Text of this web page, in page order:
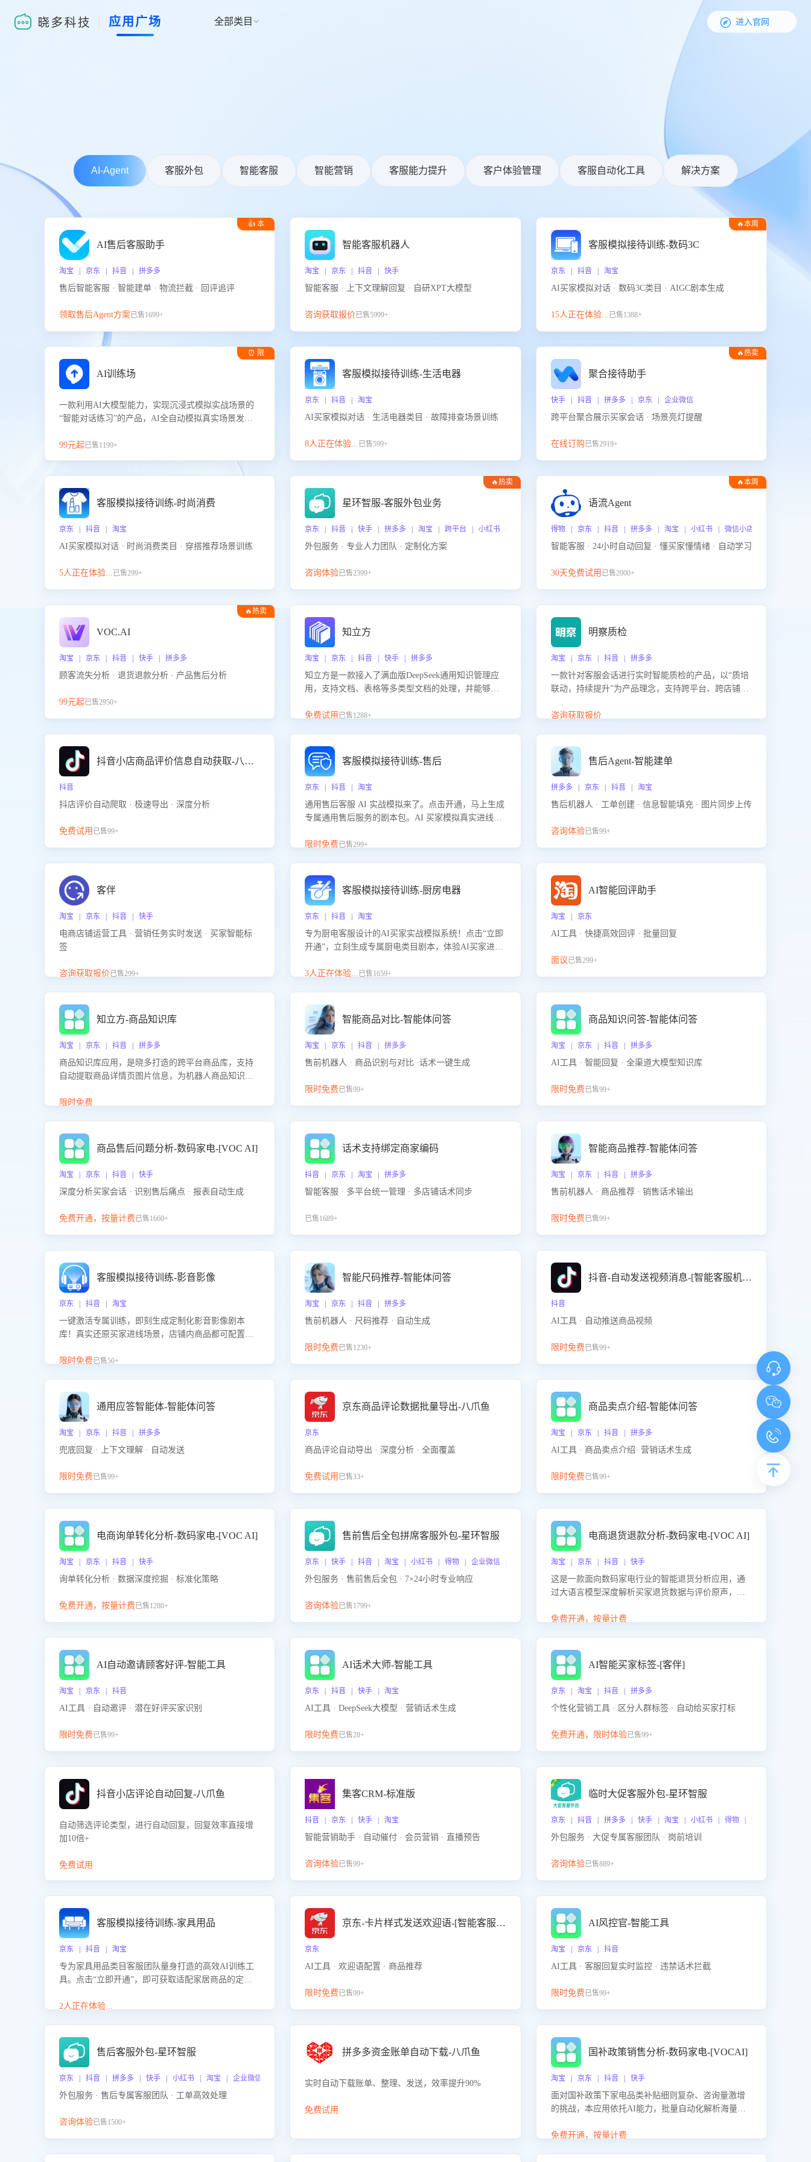
应用广场 全部类目   进入官网
AI-Agent 客服外包 智能客服 智能营销 客服能力提升 客户体验管理 客服自动化工具 解决方案
👍 本
AI售后客服助手
淘宝 | 京东 | 抖音 | 拼多多
售后智能客服 · 智能建单 · 物流拦截 · 回评追评
领取售后Agent方案已售1699+
智能客服机器人
淘宝 | 京东 | 抖音 | 快手
智能客服 · 上下文理解回复 · 自研XPT大模型
咨询获取报价已售5999+
🔥本周
客服模拟接待训练-数码3C
京东 | 抖音 | 淘宝
AI买家模拟对话 · 数码3C类目 · AIGC剧本生成
15人正在体验...已售1388+
⏰ 限
AI训练场
一款利用AI大模型能力，实现沉浸式模拟实战场景的
“智能对话练习”的产品，AI全自动模拟真实场景发生
提升客服团队的销服能力。
99元起已售1199+
客服模拟接待训练-生活电器
京东 | 抖音 | 淘宝
AI买家模拟对话 · 生活电器类目 · 故障排查场景训练
8人正在体验...已售599+
🔥热卖
聚合接待助手
快手 | 抖音 | 拼多多 | 京东 | 企业微信
跨平台聚合展示买家会话 · 场景亮灯提醒
在线订购已售2919+
客服模拟接待训练-时尚消费
京东 | 抖音 | 淘宝
AI买家模拟对话 · 时尚消费类目 · 穿搭推荐场景训练
5人正在体验...已售299+
🔥热卖
星环智服-客服外包业务
京东 | 抖音 | 快手 | 拼多多 | 淘宝 | 跨平台 | 小红书 | 得物 | 企业微信
外包服务 · 专业人力团队 · 定制化方案
咨询体验已售2399+
🔥本周
语流Agent
得物 | 京东 | 抖音 | 拼多多 | 淘宝 | 小红书 | 微信小店 | 快手 | 唯品
智能客服 · 24小时自动回复 · 懂买家懂情绪 · 自动学习
30天免费试用 已售2000+
🔥热卖
VOC.AI
淘宝 | 京东 | 抖音 | 快手 | 拼多多
顾客流失分析 · 退货退款分析 · 产品售后分析
99元起已售2950+
知立方
淘宝 | 京东 | 抖音 | 快手 | 拼多多
知立方是一款接入了满血版DeepSeek通用知识管理应
用，支持文档、表格等多类型文档的处理，并能够基
景提供强大的知识支持，帮助用户高效管理和利用知
免费试用 已售1288+
明察质检
淘宝 | 京东 | 抖音 | 拼多多
一款针对客服会话进行实时智能质检的产品，以“质培
联动，持续提升”为产品理念，支持跨平台、跨店铺的
联动，持续提升客服团队的销服能力。
咨询获取报价
抖音小店商品评价信息自动获取-八爪鱼
抖音
抖店评价自动爬取 · 极速导出 · 深度分析
免费试用 已售99+
客服模拟接待训练-售后
京东 | 抖音 | 淘宝
通用售后客服 AI 实战模拟来了。点击开通，马上生成
专属通用售后服务的剧本包。AI 买家模拟真实进线咨
咨询等售后场景的应对要点，轻松提升服务能力。
限时免费已售299+
售后Agent-智能建单
拼多多 | 京东 | 抖音 | 淘宝
售后机器人 · 工单创建 · 信息智能填充 · 图片同步上传
咨询体验已售99+
客伴
淘宝 | 京东 | 抖音 | 快手
电商店铺运营工具 · 营销任务实时发送 · 买家智能标
签
咨询获取报价已售299+
客服模拟接待训练-厨房电器
京东 | 抖音 | 淘宝
专为厨电客服设计的AI买家实战模拟系统！点击“立即
开通”，立刻生成专属厨电类目剧本，体验AI买家进线
能咨询”等真实场景应对技巧！
3人正在体验...已售1659+
AI智能回评助手
淘宝 | 京东
AI工具 · 快捷高效回评 · 批量回复
面议已售299+
知立方-商品知识库
淘宝 | 京东 | 抖音 | 拼多多
商品知识库应用，是晓多打造的跨平台商品库，支持
自动提取商品详情页图片信息，为机器人商品知识问
商品知识。
限时免费
智能商品对比-智能体问答
淘宝 | 京东 | 抖音 | 拼多多
售前机器人 · 商品识别与对比 ·话术一键生成
限时免费已售99+
商品知识问答-智能体问答
淘宝 | 京东 | 抖音 | 拼多多
AI工具 · 智能回复 · 全渠道大模型知识库
限时免费已售99+
商品售后问题分析-数码家电-[VOC AI]
淘宝 | 京东 | 抖音 | 快手
深度分析买家会话 · 识别售后痛点 · 报表自动生成
免费开通，按量计费已售1660+
话术支持绑定商家编码
抖音 | 京东 | 淘宝 | 拼多多
智能客服 · 多平台统一管理 · 多店铺话术同步
已售1689+
智能商品推荐-智能体问答
淘宝 | 京东 | 抖音 | 拼多多
售前机器人 · 商品推荐 · 销售话术输出
限时免费已售99+
客服模拟接待训练-影音影像
京东 | 抖音 | 淘宝
一键激活专属训练，即刻生成定制化影音影像剧本
库！真实还原买家进线场景，店铺内商品都可配置到
升客服售前转化率。点击 “立即开通”，快速获取影音
限时免费已售50+
智能尺码推荐-智能体问答
淘宝 | 京东 | 抖音 | 拼多多
售前机器人 · 尺码推荐 · 自动生成
限时免费已售1230+
抖音-自动发送视频消息-[智能客服机器人]
抖音
AI工具 · 自动推送商品视频
限时免费已售99+
通用应答智能体-智能体问答
淘宝 | 京东 | 抖音 | 拼多多
兜底回复 · 上下文理解 · 自动发送
限时免费已售99+
京东商品评论数据批量导出-八爪鱼
京东
商品评论自动导出 · 深度分析 · 全面覆盖
免费试用 已售33+
商品卖点介绍-智能体问答
淘宝 | 京东 | 抖音 | 拼多多
AI工具 · 商品卖点介绍· 营销话术生成
限时免费已售99+
电商询单转化分析-数码家电-[VOC AI]
淘宝 | 京东 | 抖音 | 快手
询单转化分析 · 数据深度挖掘 · 标准化策略
免费开通，按量计费已售1280+
售前售后全包拼席客服外包-星环智服
京东 | 快手 | 抖音 | 淘宝 | 小红书 | 得物 | 企业微信 | 跨平台
外包服务 · 售前售后全包 · 7×24小时专业响应
咨询体验已售1799+
电商退货退款分析-数码家电-[VOC AI]
淘宝 | 京东 | 抖音 | 快手
这是一款面向数码家电行业的智能退货分析应用，通
过大语言模型深度解析买家退货数据与评价原声，精
因，并输出可落地的改进建议，通过挖掘用户痛点驱
免费开通，按量计费
AI自动邀请顾客好评-智能工具
淘宝 | 京东 | 抖音
AI工具 · 自动邀评 · 潜在好评买家识别
限时免费已售99+
AI话术大师-智能工具
京东 | 抖音 | 快手 | 淘宝
AI工具 · DeepSeek大模型 · 营销话术生成
限时免费已售28+
AI智能买家标签-[客伴]
京东 | 淘宝 | 抖音 | 拼多多
个性化营销工具 · 区分人群标签 · 自动给买家打标
免费开通，限时体验已售99+
抖音小店评论自动回复-八爪鱼
自动筛选评论类型，进行自动回复，回复效率直接增
加10倍+
免费试用
集客CRM-标准版
抖音 | 京东 | 快手 | 淘宝
智能营销助手 · 自动催付 · 会员营销 · 直播预告
咨询体验已售99+
临时大促客服外包-星环智服
京东 | 抖音 | 拼多多 | 快手 | 淘宝 | 小红书 | 得物 | 企业微信
外包服务 · 大促专属客服团队 · 岗前培训
咨询体验已售889+
客服模拟接待训练-家具用品
京东 | 抖音 | 淘宝
专为家具用品类目客服团队量身打造的高效AI训练工
具。点击“立即开通”，即可获取适配家居商品的定制
客服在家具用品功能、尺寸参数咨询等高频场景下的
2人正在体验...
京东-卡片样式发送欢迎语-[智能客服机器人]
京东
AI工具 · 欢迎语配置 · 商品推荐
限时免费已售99+
AI风控官-智能工具
淘宝 | 京东 | 抖音
AI工具 · 客服回复实时监控 · 违禁话术拦截
限时免费已售99+
售后客服外包-星环智服
京东 | 抖音 | 拼多多 | 快手 | 小红书 | 淘宝 | 企业微信
外包服务 · 售后专属客服团队 · 工单高效处理
咨询体验已售1500+
拼多多资金账单自动下载-八爪鱼
实时自动下载账单、整理、发送，效率提升90%
免费试用
国补政策销售分析-数码家电-[VOCAI]
淘宝 | 京东 | 抖音 | 快手
面对国补政策下家电品类补贴细则复杂、咨询量激增
的挑战，本应用依托AI能力，批量自动化解析海量客
政策的关注焦点与购买意向，深度洞察决策动因。同
免费开通，按量计费